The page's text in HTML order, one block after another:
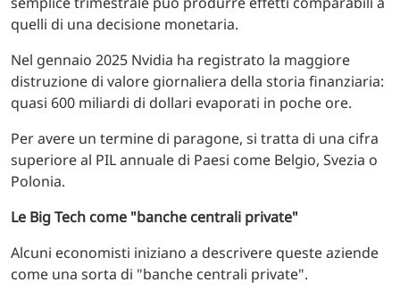
quelli di una decisione monetaria.
Nel gennaio 2025 Nvidia ha registrato la maggiore
distruzione di valore giornaliera della storia finanziaria:
quasi 600 miliardi di dollari evaporati in poche ore.
Per avere un termine di paragone, si tratta di una cifra
superiore al PIL annuale di Paesi come Belgio, Svezia o
Polonia.
Le Big Tech come "banche centrali private"
Alcuni economisti iniziano a descrivere queste aziende
come una sorta di "banche centrali private".